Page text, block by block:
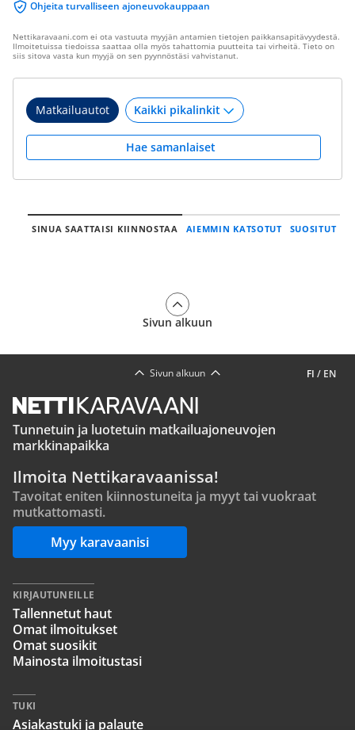
Ohjeita turvalliseen ajoneuvokauppaan
Nettikaravaani.com ei ota vastuuta myyjän antamien tietojen paikkansapitävyydestä.
Ilmoitetuissa tiedoissa saattaa olla myös tahattomia puutteita tai virheitä. Tieto on
siis sitova vasta kun myyjä on sen pyynnöstäsi vahvistanut.
Matkailuautot
Hae samanlaiset
SINUA SAATTAISI KIINNOSTAA AIEMMIN KATSOTUT SUOSITUT
Sivun alkuun
FI / EN
Sivun alkuun
Tunnetuin ja luotetuin matkailuajoneuvojen
markkinapaikka
Ilmoita Nettikaravaanissa!
Tavoitat eniten kiinnostuneita ja myyt tai vuokraat
mutkattomasti.
Myy karavaanisi
KIRJAUTUNEILLE
Tallennetut haut
Omat ilmoitukset
Omat suosikit
Mainosta ilmoitustasi
TUKI
Asiakastuki ja palaute